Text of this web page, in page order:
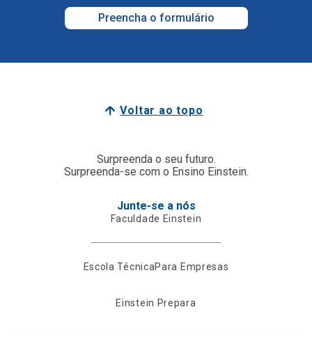
Preencha o formulário
Voltar ao topo
Surpreenda o seu futuro.
Surpreenda-se com o Ensino Einstein.
Junte-se a nós
Faculdade Einstein
Escola TécnicaPara Empresas
Einstein Prepara